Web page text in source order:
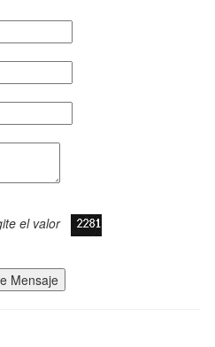
el valor
Mensaje